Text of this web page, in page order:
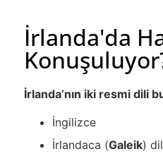
İrlanda'da
İrlanda’nın iki resmi dili
İngilizce
İrlandaca (Galeik)